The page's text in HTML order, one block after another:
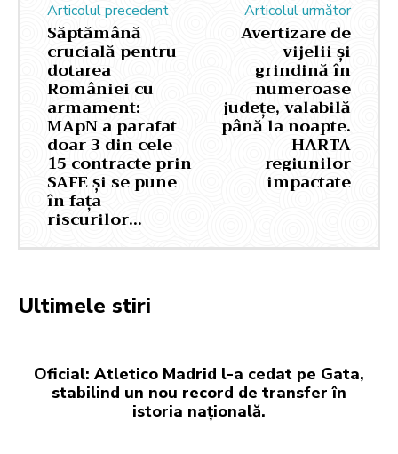
Articolul precedent
Săptămână
crucială pentru
dotarea
României cu
armament:
MApN a parafat
doar 3 din cele
15 contracte prin
SAFE și se pune
în fața
riscurilor…
Articolul următor
Avertizare de
vijelii și
grindină în
numeroase
județe, valabilă
până la noapte.
HARTA
regiunilor
impactate
Ultimele stiri
Oficial: Atletico Madrid l-a cedat pe Gata,
stabilind un nou record de transfer în
istoria națională.